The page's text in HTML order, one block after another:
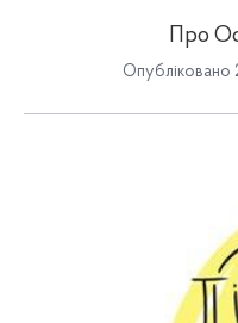
Про
Опубліковано